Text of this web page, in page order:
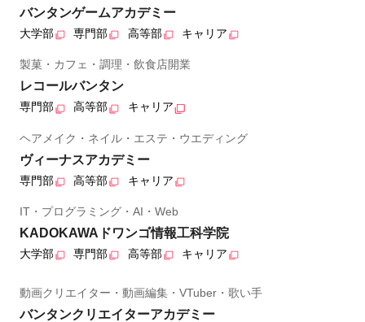
バンタンゲームアカデミー
大学部 専門部 高等部 キャリア
製菓・カフェ・調理・飲食店開業
レコールバンタン
専門部 高等部 キャリア
ヘアメイク・ネイル・エステ・ウエディング
ヴィーナスアカデミー
専門部 高等部 キャリア
IT・プログラミング・AI・Web
KADOKAWAドワンゴ情報工科学院
大学部 専門部 高等部 キャリア
動画クリエイター・動画編集・VTuber・歌い手
バンタンクリエイターアカデミー